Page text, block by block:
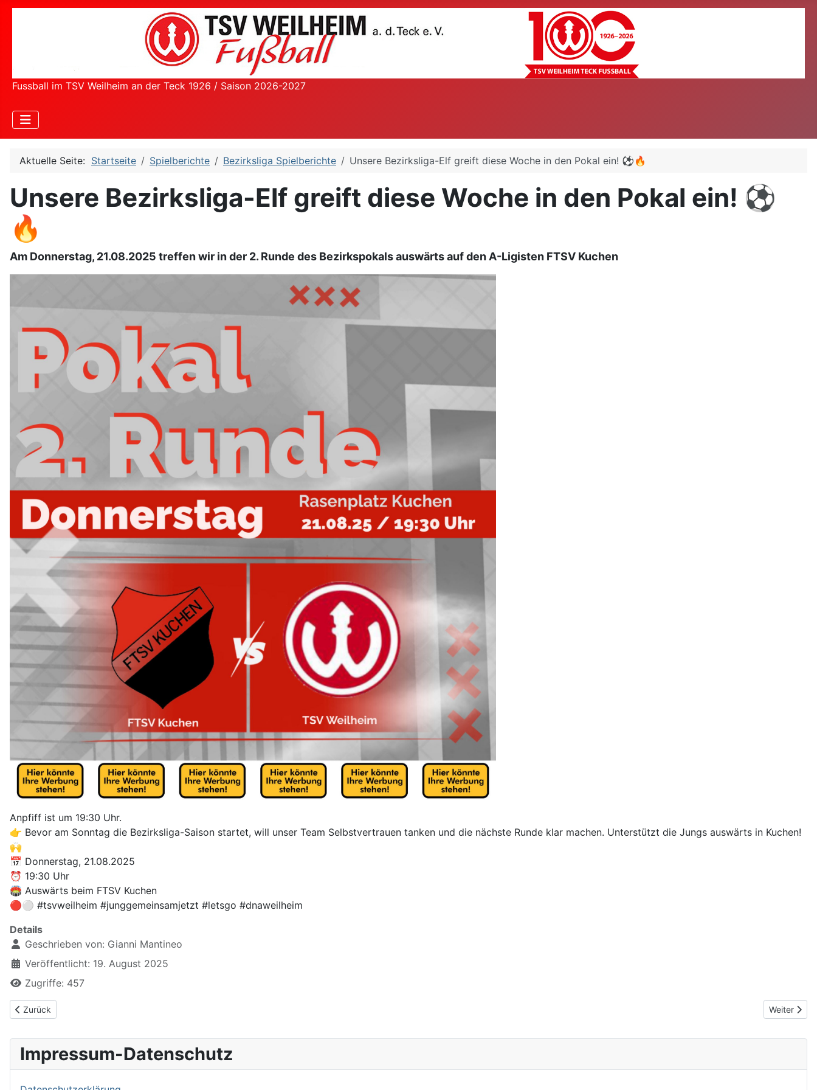
Fussball im TSV Weilheim an der Teck 1926 / Saison 2026-2027
Aktuelle Seite: Startseite Spielberichte Bezirksliga Spielberichte Unsere Bezirksliga-Elf greift diese Woche in den Pokal ein! ⚽🔥
Unsere Bezirksliga-Elf greift diese Woche in den Pokal ein! ⚽
🔥
Am Donnerstag, 21.08.2025 treffen wir in der 2. Runde des Bezirkspokals auswärts auf den A-Ligisten FTSV Kuchen
Anpfiff ist um 19:30 Uhr.
👉 Bevor am Sonntag die Bezirksliga-Saison startet, will unser Team Selbstvertrauen tanken und die nächste Runde klar machen. Unterstützt die Jungs auswärts in Kuchen!
🙌
📅 Donnerstag, 21.08.2025
⏰ 19:30 Uhr
🏟️ Auswärts beim FTSV Kuchen
🔴⚪ #tsvweilheim #junggemeinsamjetzt #letsgo #dnaweilheim
Details
Geschrieben von: Gianni Mantineo
Veröffentlicht: 19. August 2025
Zugriffe: 457
Vorheriger Beitrag: MATCHDAY
Zurück Nächster
Weiter
Impressum-Datenschutz